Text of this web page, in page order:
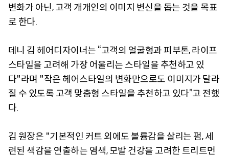
변화가 아닌, 고객 개개인의 이미지 변신을 돕는 것을 목표
로 한다.
데니 김 헤어디자이너는 “고객의 얼굴형과 피부톤, 라이프
스타일을 고려해 가장 어울리는 스타일을 추천하고 있
다"라며 "작은 헤어스타일의 변화만으로도 이미지가 달라
질 수 있도록 고객 맞춤형 스타일을 추천하고 있다”고 전했
다.
김 원장은 "기본적인 커트 외에도 볼륨감을 살리는 펌, 세
련된 색감을 연출하는 염색, 모발 건강을 고려한 트리트먼